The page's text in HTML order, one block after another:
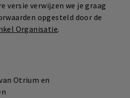
versie verwijzen we je graag
opgesteld door de
Organisatie.
Otrium en